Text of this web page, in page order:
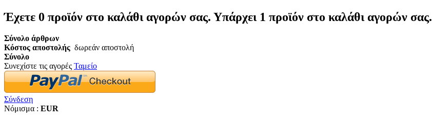
Έχετε 0 προϊόν στο καλάθι αγορών σας. Υπάρχει 1 προϊόν στο καλάθι αγορών σας.
Σύνολο άρθρων
Κόστος αποστολής δωρεάν αποστολή
Σύνολο
Συνεχίστε τις αγορές Ταμείο
Σύνδεση
Νόμισμα : EUR